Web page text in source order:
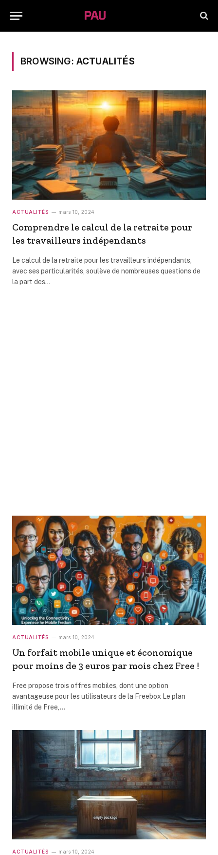
BROWSING: ACTUALITÉS
ACTUALITÉS mars 10, 2024
Comprendre le calcul de la retraite pour
les travailleurs indépendants
Le calcul de la retraite pour les travailleurs indépendants,
avec ses particularités, soulève de nombreuses questions de
la part des…
ACTUALITÉS mars 10, 2024
Un forfait mobile unique et économique
pour moins de 3 euros par mois chez Free !
Free propose trois offres mobiles, dont une option
avantageuse pour les utilisateurs de la Freebox Le plan
illimité de Free,…
ACTUALITÉS mars 10, 2024